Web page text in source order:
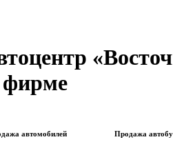
автомобилей
Продажа